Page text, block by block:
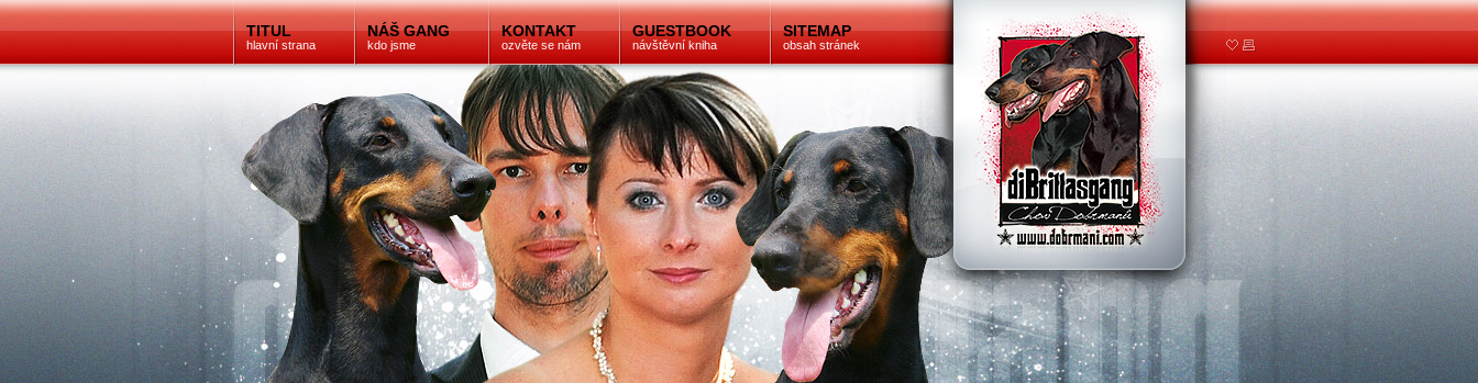
TITUL
hlavní strana
NÁŠ GANG
kdo jsme
KONTAKT
ozvěte se nám
GUESTBOOK
návštěvní kniha
SITEMAP
obsah stránek